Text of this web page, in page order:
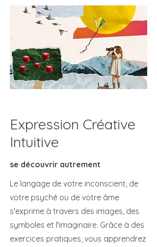
Expression Créative
Intuitive
se découvrir autrement
Le langage de votre inconscient, de
votre psyché ou de votre âme
s'exprime à travers des images, des
symboles et l'imaginaire. Grâce à des
exercices pratiques, vous apprendrez